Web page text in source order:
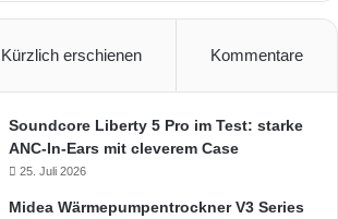
Kürzlich erschienen Kommentare
Soundcore Liberty 5 Pro im Test: starke
ANC-In-Ears mit cleverem Case
25. Juli 2026
Midea Wärmepumpentrockner V3 Series